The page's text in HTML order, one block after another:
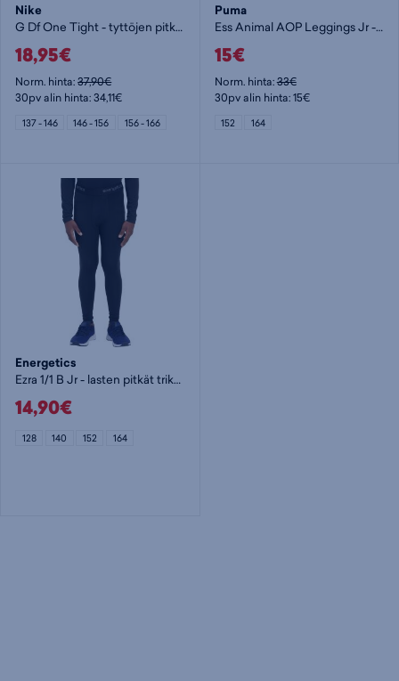
Nike
G Df One Tight - tyttöjen pitkät trikoot
18,95€
Norm. hinta:37,90€
30pv alin hinta: 34,11€
137 - 146 146 - 156 156 - 166
Puma
Ess Animal AOP Leggings Jr - tyttöjen pitkät trikoot
15€
Norm. hinta:33€
30pv alin hinta: 15€
152 164
Energetics
Ezra 1/1 B Jr - lasten pitkät trikoot
14,90€
128 140 152 164